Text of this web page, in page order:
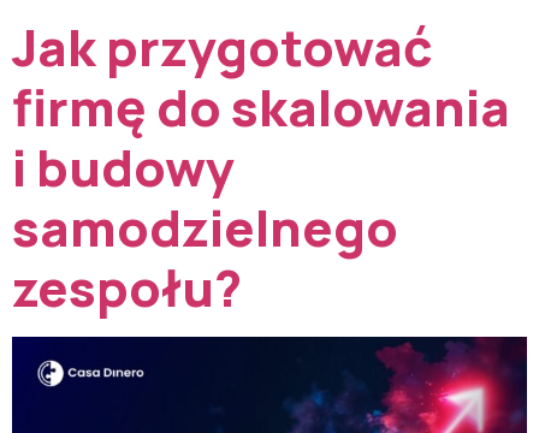
Jak przygotować
firmę do skalowania
i budowy
samodzielnego
zespołu?